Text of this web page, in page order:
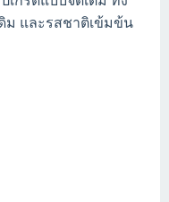
ม และรสชาติเข้มข้น